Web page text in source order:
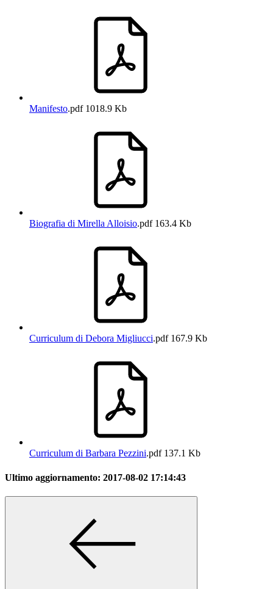
Manifesto.pdf1018.9 Kb
Biografia di Mirella Alloisio.pdf163.4 Kb
Curriculum di Debora Migliucci.pdf167.9 Kb
Curriculum di Barbara Pezzini.pdf137.1 Kb
Ultimo aggiornamento: 2017-08-02 17:14:43